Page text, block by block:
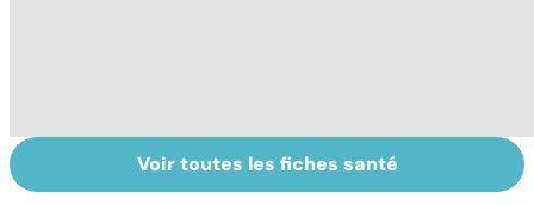
Le lupus, une
Anémie :
Voir toutes les fiches santé